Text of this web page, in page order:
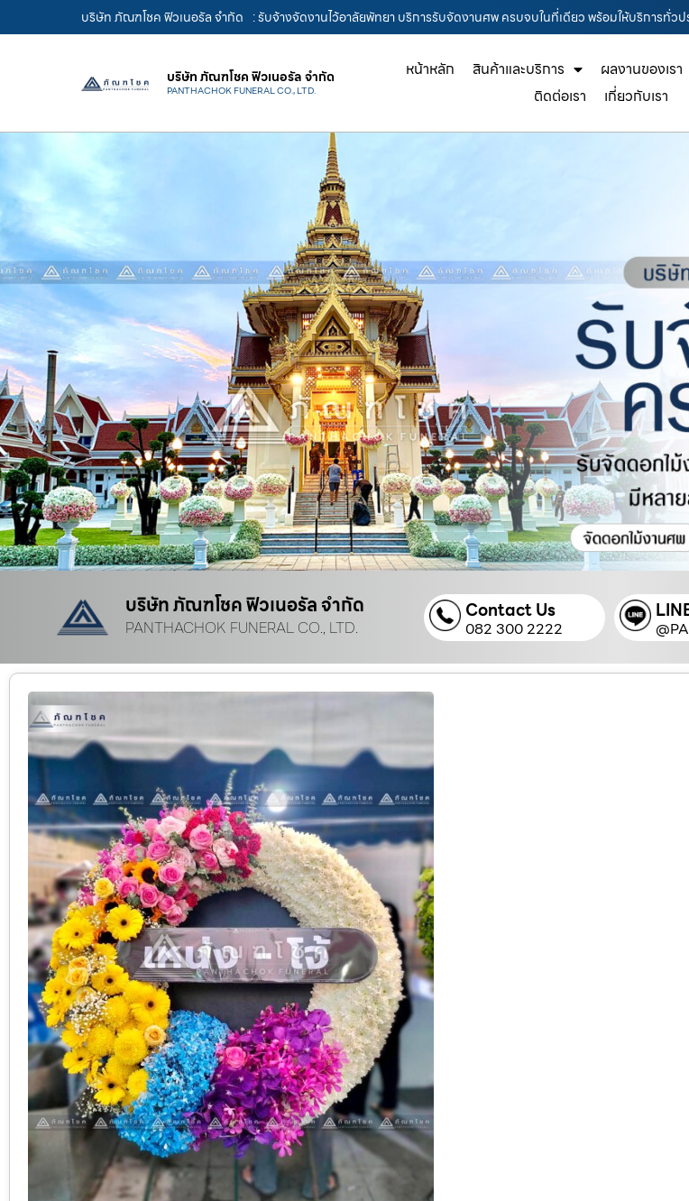
บริษัท ภัณฑโชค ฟิวเนอรัล จำกัด : รับจ้างจัดงานไว้อาลัยพัทยา บริการรับจัดงานศพ ครบจบในที่เดียว พร้อมให้บริการทั่วป
บริษัท ภัณฑโชค ฟิวเนอรัล จำกัด
PANTHACHOK FUNERAL CO., LTD.
หน้าหลัก สินค้าและบริการ ผลงานของเรา
ติดต่อเรา
เกี่ยวกับเรา
บริษัท ภัณฑโชค ฟิวเนอรัล จำกัด
PANTHACHOK FUNERAL CO., LTD.
Contact Us
082 300 2222